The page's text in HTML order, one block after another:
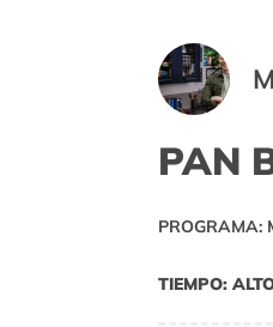
PAN
PROGRAMA:
TIEMPO: